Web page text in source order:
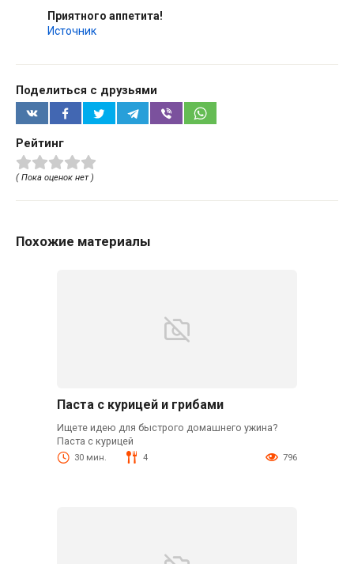
Приятного аппетита!
Источник
Поделиться с друзьями
Рейтинг
( Пока оценок нет )
Похожие материалы
Паста с курицей и грибами
Ищете идею для быстрого домашнего ужина?
Паста с курицей
30 мин. 4 796